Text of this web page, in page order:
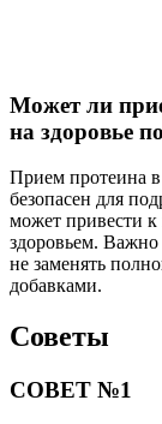
Может ли
на здоровье
Прием протеина
безопасен для
может привести
здоровьем. Важно
не заменять
добавками.
Советы
СОВЕТ №1